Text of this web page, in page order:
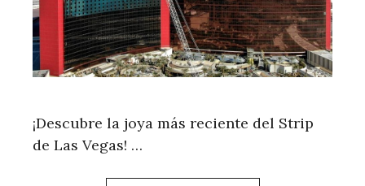
¡Descubre la joya más reciente del Strip
de Las Vegas! …